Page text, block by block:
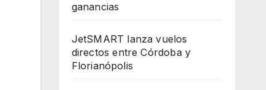
ganancias
JetSMART lanza vuelos
directos entre Córdoba y
Florianópolis